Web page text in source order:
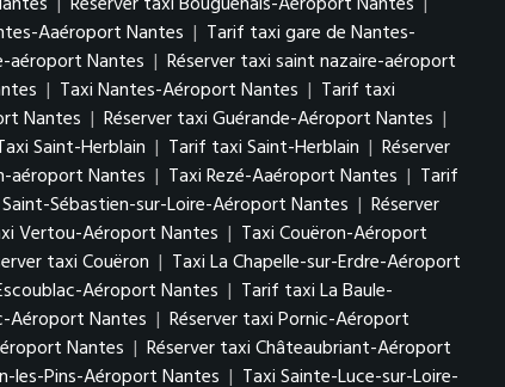
Aaéroport Nantes | Tarif taxi gare de Nantes-
aéroport Nantes | Réserver taxi saint nazaire-aéroport
| Taxi Nantes-Aéroport Nantes | Tarif taxi
Nantes | Réserver taxi Guérande-Aéroport Nantes |
Saint-Herblain | Tarif taxi Saint-Herblain | Réserver
aéroport Nantes | Taxi Rezé-Aaéroport Nantes | Tarif
Sébastien-sur-Loire-Aéroport Nantes | Réserver
Vertou-Aéroport Nantes | Taxi Couëron-Aéroport
taxi Couëron | Taxi La Chapelle-sur-Erdre-Aéroport
Aéroport Nantes | Tarif taxi La Baule-
Aéroport Nantes | Réserver taxi Pornic-Aéroport
Nantes | Réserver taxi Châteaubriant-Aéroport
les-Pins-Aéroport Nantes | Taxi Sainte-Luce-sur-Loire-